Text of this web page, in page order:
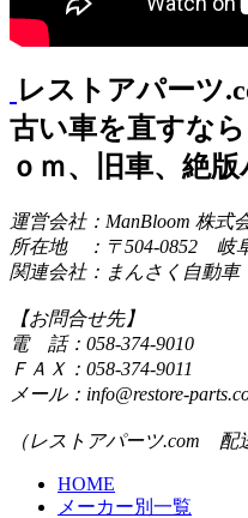
レストアパーツ
古い車を直すな
ｏｍ、旧車、絶
運営会社：ManBloom 株式
所在地 ：〒504-0852 岐
関連会社：まんさく自動車
【お問合せ先】
電 話：058-374-9010
ＦＡＸ：058-374-9011
メール：info@restore-
（レストアパーツ.com 配
HOME
メーカー別一覧